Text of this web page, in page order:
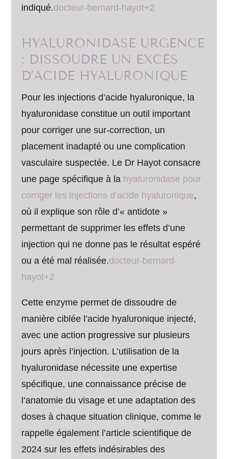
indiqué.docteur-bernard-hayot+2
HYALURONIDASE URGENCE
: DISSOUDRE UN EXCÈS
D’ACIDE HYALURONIQUE
Pour les injections d’acide hyaluronique, la
hyaluronidase constitue un outil important
pour corriger une sur-correction, un
placement inadapté ou une complication
vasculaire suspectée. Le Dr Hayot consacre
une page spécifique à la hyaluronidase pour
corriger les injections d’acide hyaluronique,
où il explique son rôle d’« antidote »
permettant de supprimer les effets d’une
injection qui ne donne pas le résultat espéré
ou a été mal réalisée.docteur-bernard-
hayot+2
Cette enzyme permet de dissoudre de
manière ciblée l’acide hyaluronique injecté,
avec une action progressive sur plusieurs
jours après l’injection. L’utilisation de la
hyaluronidase nécessite une expertise
spécifique, une connaissance précise de
l’anatomie du visage et une adaptation des
doses à chaque situation clinique, comme le
rappelle également l’article scientifique de
2024 sur les effets indésirables des